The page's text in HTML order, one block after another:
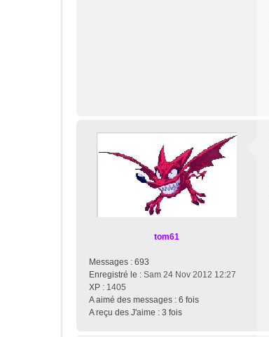
tom61
Messages : 693
Enregistré le : Sam 24 Nov 2012 12:27
XP : 1405
A aimé des messages : 6 fois
A reçu des J'aime : 3 fois